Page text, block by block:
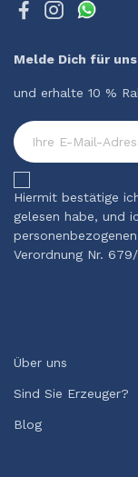
Melde Dich für
und erhalte 10 %
Hiermit bestätige
gelesen habe, und
Verordnung Nr.
Über uns
Sind Sie Erzeuger?
Blog